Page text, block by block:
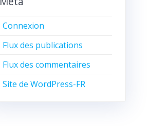
Connexion
Flux des publications
Flux des commentaires
Site de WordPress-FR